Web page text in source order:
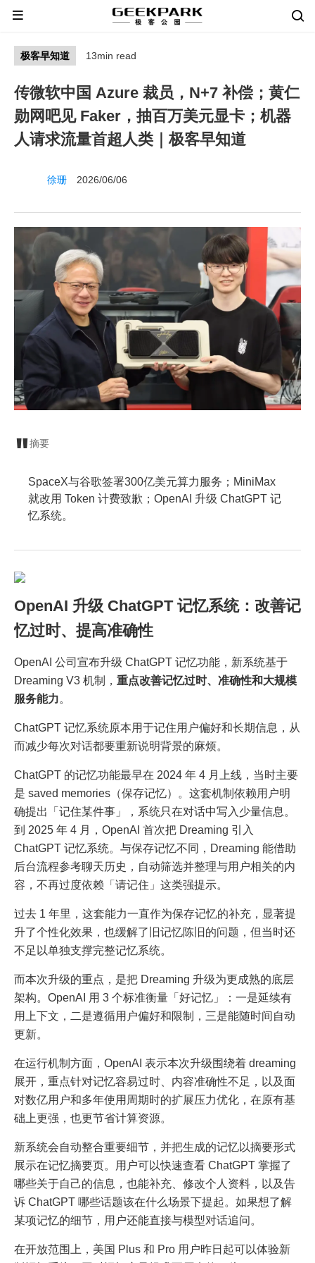
极客早知道 13min read
传微软中国 Azure 裁员，N+7 补偿；黄仁
勋网吧见 Faker，抽百万美元显卡；机器
人请求流量首超人类｜极客早知道
徐珊 2026/06/06
摘要
SpaceX与谷歌签署300亿美元算力服务；MiniMax
就改用 Token 计费致歉；OpenAI 升级 ChatGPT 记
忆系统。
OpenAI 升级 ChatGPT 记忆系统：改善记
忆过时、提高准确性
OpenAI 公司宣布升级 ChatGPT 记忆功能，新系统基于
Dreaming V3 机制， 重点改善记忆过时、准确性和大规模
服务能力。
ChatGPT 记忆系统原本用于记住用户偏好和长期信息，从
而减少每次对话都要重新说明背景的麻烦。
ChatGPT 的记忆功能最早在 2024 年 4 月上线，当时主要
是 saved memories（保存记忆）。这套机制依赖用户明
确提出「记住某件事」，系统只在对话中写入少量信息。
到 2025 年 4 月，OpenAI 首次把 Dreaming 引入
ChatGPT 记忆系统。与保存记忆不同，Dreaming 能借助
后台流程参考聊天历史，自动筛选并整理与用户相关的内
容，不再过度依赖「请记住」这类强提示。
过去 1 年里，这套能力一直作为保存记忆的补充，显著提
升了个性化效果，也缓解了旧记忆陈旧的问题，但当时还
不足以单独支撑完整记忆系统。
而本次升级的重点，是把 Dreaming 升级为更成熟的底层
架构。OpenAI 用 3 个标准衡量「好记忆」：一是延续有
用上下文，二是遵循用户偏好和限制，三是能随时间自动
更新。
在运行机制方面，OpenAI 表示本次升级围绕着 dreaming
展开，重点针对记忆容易过时、内容准确性不足，以及面
对数亿用户和多年使用周期时的扩展压力优化，在原有基
础上更强，也更节省计算资源。
新系统会自动整合重要细节，并把生成的记忆以摘要形式
展示在记忆摘要页。用户可以快速查看 ChatGPT 掌握了
哪些关于自己的信息，也能补充、修改个人资料，以及告
诉 ChatGPT 哪些话题该在什么场景下提起。如果想了解
某项记忆的细节，用户还能直接与模型对话追问。
在开放范围上，美国 Plus 和 Pro 用户昨日起可以体验新